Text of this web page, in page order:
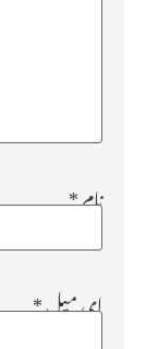
نام*
ای میل*